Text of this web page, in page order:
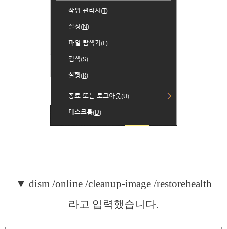
▼ dism /online /cleanup-image /restorehealth
라고 입력했습니다.